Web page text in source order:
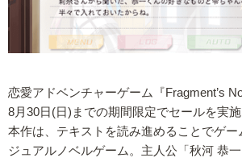
恋愛アドベンチャーゲーム『Fragment’s
8月30日(日)までの期間限定でセールを実施
本作は、テキストを読み進めることでゲ
ジュアルノベルゲーム。主人公「秋河 恭